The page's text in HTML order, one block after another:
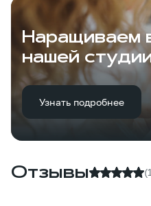
Наращиваем
нашей
Узнать подробнее
Отзывы